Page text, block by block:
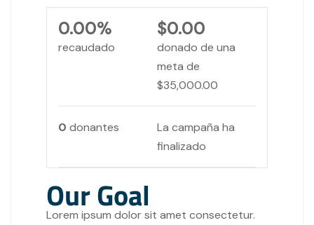
0.00%
recaudado
$0.00
donado de una
meta de
$35,000.00
0 donantes
La campaña ha
finalizado
Our Goal
Lorem ipsum dolor sit amet consectetur.